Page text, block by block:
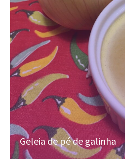
Geleia de pé de galinha